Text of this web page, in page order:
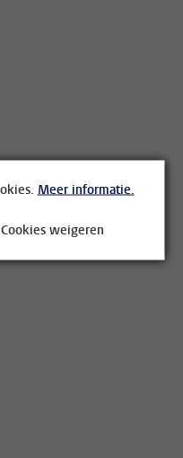
Meer informatie.
Cookies weigeren